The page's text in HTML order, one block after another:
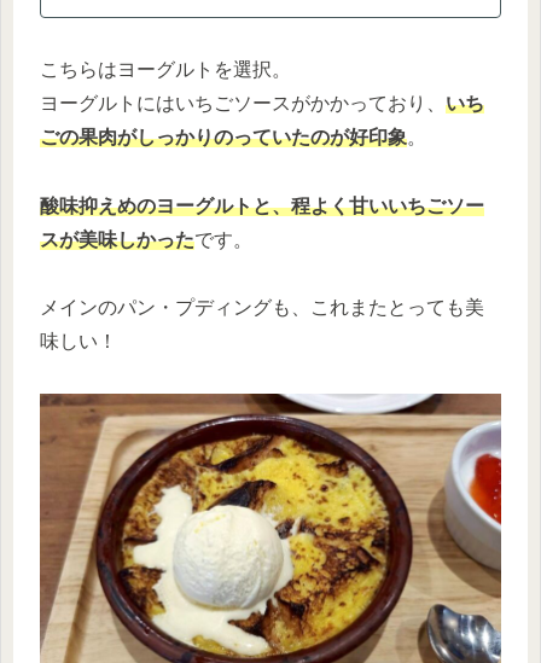
こちらはヨーグルトを選択。
ヨーグルトにはいちごソースがかかっており、 いち
ごの果肉がしっかりのっていたのが好印象。
酸味抑えめのヨーグルトと、程よく甘いいちごソー
スが美味しかったです。
メインのパン・プディングも、これまたとっても美
味しい！